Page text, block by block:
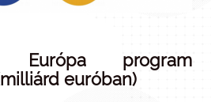
program
euróban)